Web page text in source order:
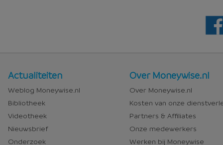
Nieuws
en
media
Actualiteiten
Weblog Moneywise.nl
Bibliotheek
Videotheek
Nieuwsbrief
Onderzoek
Over
Moneywise
Over Moneywise.nl
Over Moneywise.nl
Kosten van onze
Partners & Affiliates
Onze medewerkers
Werken bij Moneywise